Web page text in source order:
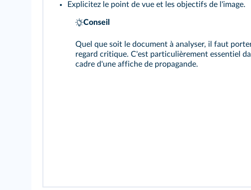
Explicitez le point de vue et les objectifs de l'image.
Conseil
Quel que soit le document à analyser, il faut
regard critique. C'est particulièrement essentiel
cadre d'une affiche de propagande.